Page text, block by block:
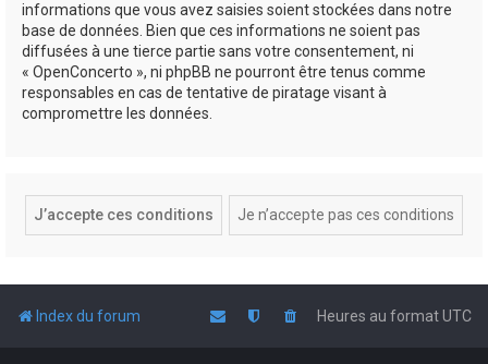
informations que vous avez saisies soient stockées dans notre
base de données. Bien que ces informations ne soient pas
diffusées à une tierce partie sans votre consentement, ni
« OpenConcerto », ni phpBB ne pourront être tenus comme
responsables en cas de tentative de piratage visant à
compromettre les données.
Index du forum Heures au formatUTC